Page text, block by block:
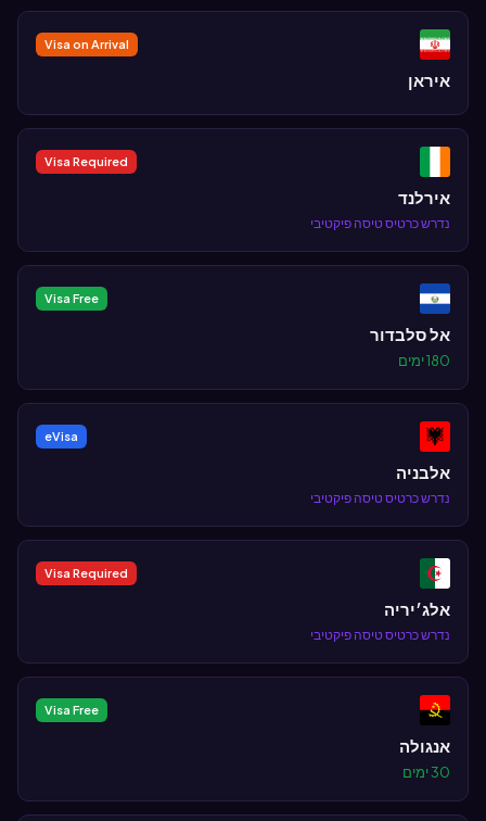
Visa on Arrival
איראן
Visa Required
אירלנד
נדרש כרטיס טיסה פיקטיבי
Visa Free
אל סלבדור
180 ימים
eVisa
אלבניה
נדרש כרטיס טיסה פיקטיבי
Visa Required
אלג׳יריה
נדרש כרטיס טיסה פיקטיבי
Visa Free
אנגולה
30 ימים